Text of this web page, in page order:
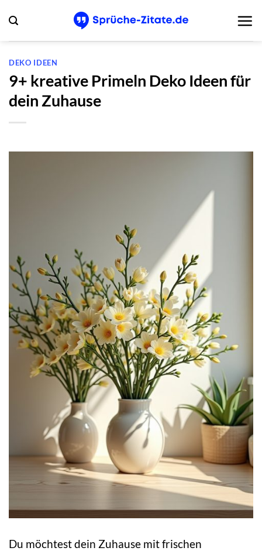
Inhalt
springen
DEKO IDEEN
9+ kreative Primeln Deko Ideen für
dein Zuhause
Du möchtest dein Zuhause mit frischen